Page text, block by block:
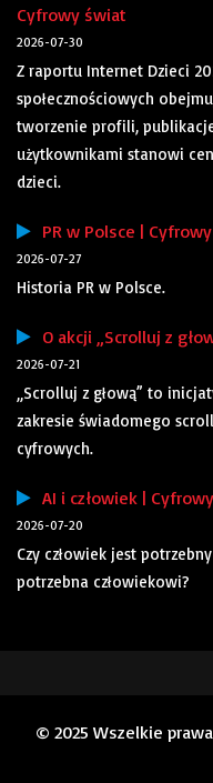
Cyfrowy świat
2026-07-30
Z raportu Internet Dzieci
społecznościowych
tworzenie profili,
użytkownikami stanowi
dzieci.
PR w Polsce |
2026-07-27
Historia PR w Polsce.
O akcji „Scrolluj z
2026-07-21
„Scrolluj z głową” to
zakresie świadomego
cyfrowych.
AI i człowiek |
2026-07-20
Czy człowiek jest
potrzebna człowiekowi?
© 2025 Wszelkie